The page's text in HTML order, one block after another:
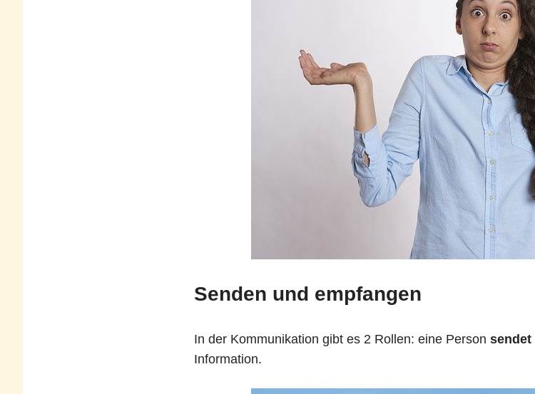
Senden und empfangen
In der Kommunikation gibt es 2 Rollen: eine Person sendet
Information.